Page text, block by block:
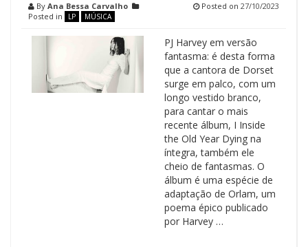
By Ana Bessa Carvalho
Posted in
LP MÚSICA
Posted on 27/10/2023
PJ Harvey em versão
fantasma: é desta forma
que a cantora de Dorset
surge em palco, com um
longo vestido branco,
para cantar o mais
recente álbum, I Inside
the Old Year Dying na
íntegra, também ele
cheio de fantasmas. O
álbum é uma espécie de
adaptação de Orlam, um
poema épico publicado
por Harvey …